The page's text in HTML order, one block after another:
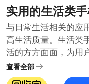
实用的生活类
与日常生活相关的应
高生活质量。生活类
活的方方面面，为用
随着科技的发展和人
件也在不断推陈出新
查看全部